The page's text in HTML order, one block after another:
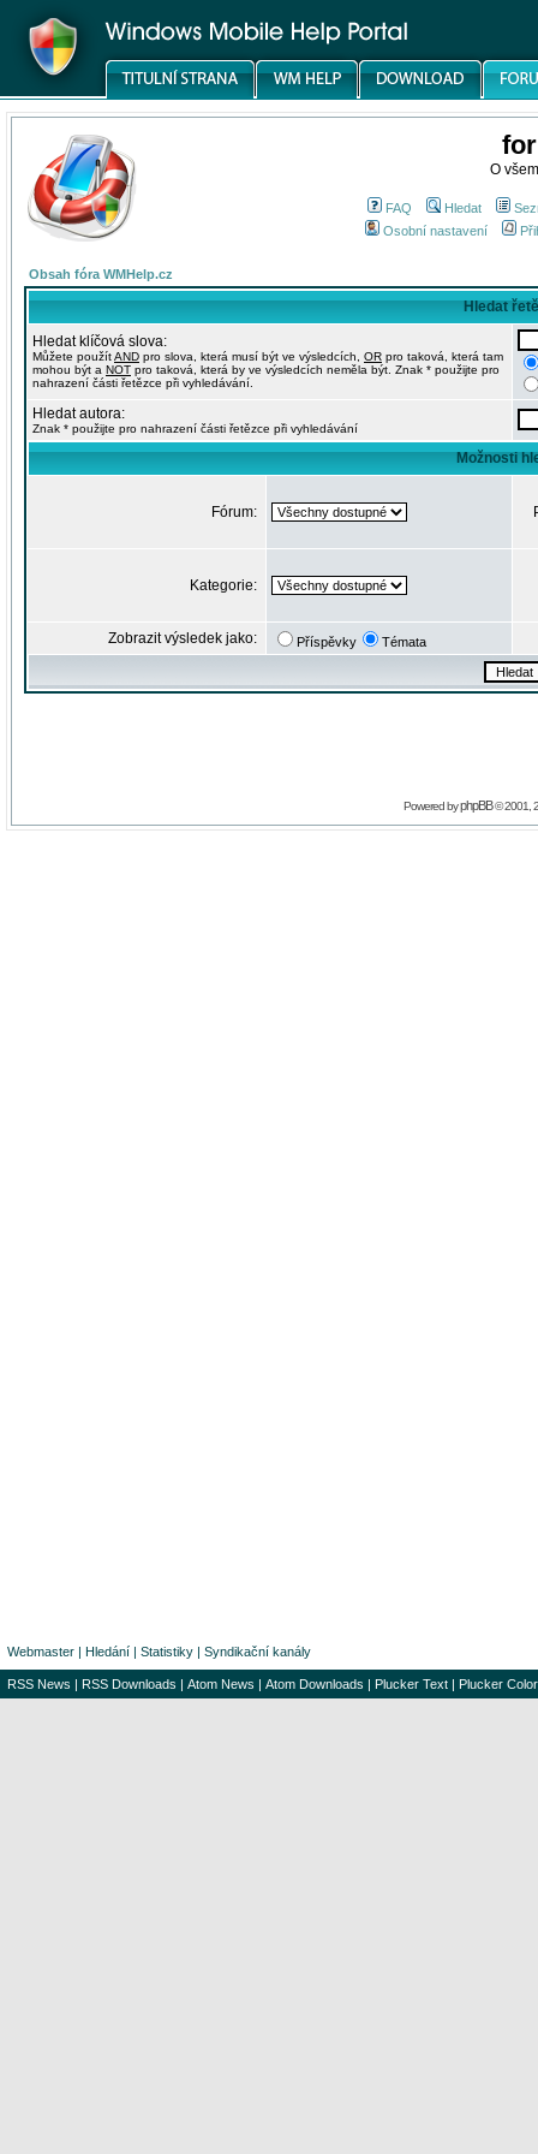
O
FAQ Hledat
Osobní nastavení
Obsah fóra WMHelp.cz
Hledat
Hledat klíčová slova:
Můžete použítAND pro slova, která musí být ve výsledcích, OR pro taková, která tam
mohou být a NOT pro taková, která by ve výsledcích neměla být. Znak * použijte pro
nahrazení části řetězce při vyhledávání.
Hledat autora:
Znak * použijte pro nahrazení části řetězce při vyhledávání
Možnosti
Fórum:
Kategorie:
Zobrazit výsledek jako: Příspěvky Témata
Powered byphpBB© 2001,
Webmaster | Hledání | Statistiky | Syndikační kanály
RSS News | RSS Downloads | Atom News | Atom Downloads | Plucker Text | Plucker Color